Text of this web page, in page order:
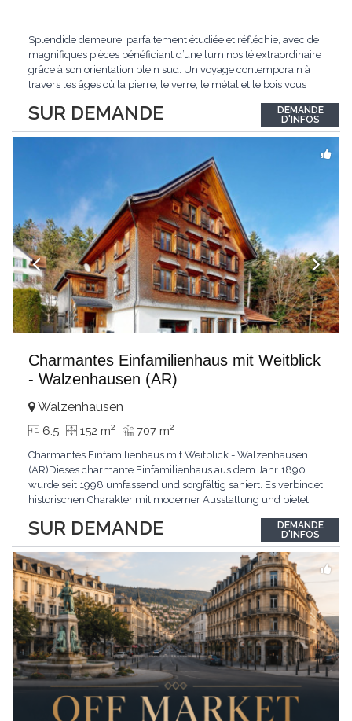
SUR DEMANDE
Splendide demeure, parfaitement étudiée et réfléchie, avec de
magnifiques pièces bénéficiant d’une luminosité extraordinaire
grâce à son orientation plein sud. Un voyage contemporain à
travers les âges où la pierre, le verre, le métal et le bois vous
de Grandson, entourée de nature et d’un verger de fruitiers, et...
DEMANDE
D'INFOS
Charmantes Einfamilienhaus mit Weitblick
- Walzenhausen (AR)
SUR DEMANDE
Walzenhausen
6.5 152 m2 707 m2
Charmantes Einfamilienhaus mit Weitblick - Walzenhausen
(AR)Dieses charmante Einfamilienhaus aus dem Jahr 1890
wurde seit 1998 umfassend und sorgfältig saniert. Es verbindet
historischen Charakter mit moderner Ausstattung und bietet
Walzenhausen überzeugt durch die Nähe zur Natur, gute
Erreichbarkeit und ein angenehmes Wohnumfeld. Highlights...
DEMANDE
D'INFOS